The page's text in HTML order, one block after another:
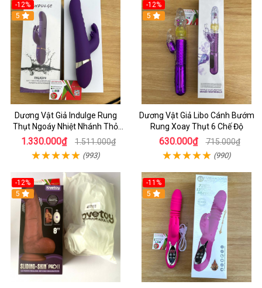
-12%
5
Dương Vật Giả Indulge Rung
Thụt Ngoáy Nhiệt Nhánh Thỏ
Kích Điểm G
1.330.000₫ 1.511.000₫
(993)
-12%
5
Dương Vật Giả Libo Cánh Bướm
Rung Xoay Thụt 6 Chế Độ
630.000₫ 715.000₫
(990)
-12%
5
-11%
5